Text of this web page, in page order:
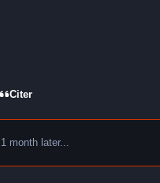
Citer
1 month later...